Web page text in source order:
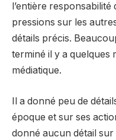
l’entière
pressions sur les
détails précis.
terminé il y a quelques
médiatique.
Il a donné peu de
époque et sur ses
donné aucun détail